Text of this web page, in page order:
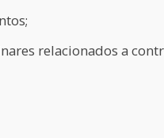
relacionados a